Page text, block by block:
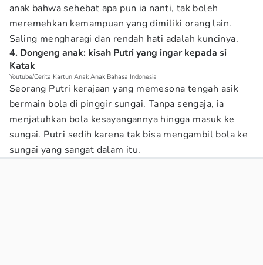
anak bahwa sehebat apa pun ia nanti, tak boleh
meremehkan kemampuan yang dimiliki orang lain.
Saling mengharagi dan rendah hati adalah kuncinya.
4. Dongeng anak: kisah Putri yang ingar kepada si
Katak
Youtube/Cerita Kartun Anak Anak Bahasa Indonesia
Seorang Putri kerajaan yang memesona tengah asik
bermain bola di pinggir sungai. Tanpa sengaja, ia
menjatuhkan bola kesayangannya hingga masuk ke
sungai. Putri sedih karena tak bisa mengambil bola ke
sungai yang sangat dalam itu.